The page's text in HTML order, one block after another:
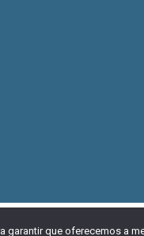
Esta obra está licenciada
garantir que oferecemos a